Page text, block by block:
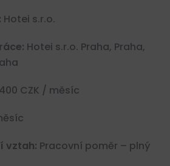
Hotei s.r.o.
Hotei s.r.o. Praha, Praha,
CZK / měsíc
vztah: Pracovní poměr – plný